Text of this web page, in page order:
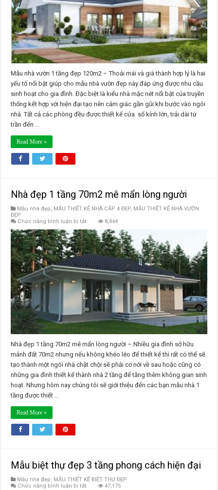
Mẫu nhà vườn 1 tầng đẹp 120m2 – Thoải mái và giá thành hợp lý là hai
yếu tố nổi bật giúp cho mẫu nhà vườn đẹp này đáp ứng được nhu cầu
sinh hoạt cho gia đình. Đặc biệt là kiểu nhà mặc nét nổi bật của truyền
thống kết hợp với hiện đại tạo nên cảm giác gần gũi khi bước vào ngôi
nhà. Tất cả các phòng đều được thiết kế cửa sổ kính lớn, trải dài từ
trần đến ...
Read More »
Nhà đẹp 1 tầng 70m2 mê mẩn lòng người
Mẫu nhà đẹp, MẪU THIẾT KẾ NHÀ CẤP 4 ĐẸP, MẪU THIẾT KẾ NHÀ VƯỜN
ĐẸP
Chức năng bình luận bị tắt
đẹp
1
tầng
70m2
mẩn
lòng
người
8,444
Nhà đẹp 1 tầng 70m2 mê mẩn lòng người – Nhiều gia đình sở hữu
mảnh đất 70m2 nhưng nếu không khéo léo để thiết kế thì rất có thể sẽ
tạo thành một ngôi nhà chật chội sẽ phải cơ nới về sau hoặc cũng có
những gia đình thiết kế thành nhà 2 tầng để tăng thêm không gian sinh
hoạt. Nhưng hôm nay chúng tôi sẽ giới thiệu đến các bạn mẫu nhà 1
tầng được thiết ...
Read More »
Mẫu biệt thự đẹp 3 tầng phong cách hiện đại
Mẫu nhà đẹp, MẪU THIẾT KẾ BIỆT THỰ ĐẸP
Chức năng bình luận bị tắt
47,175